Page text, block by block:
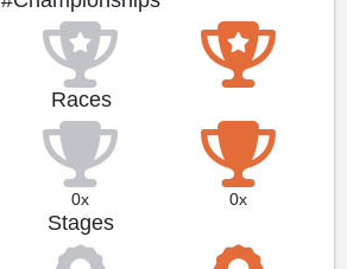
Races
0x 0x
Stages